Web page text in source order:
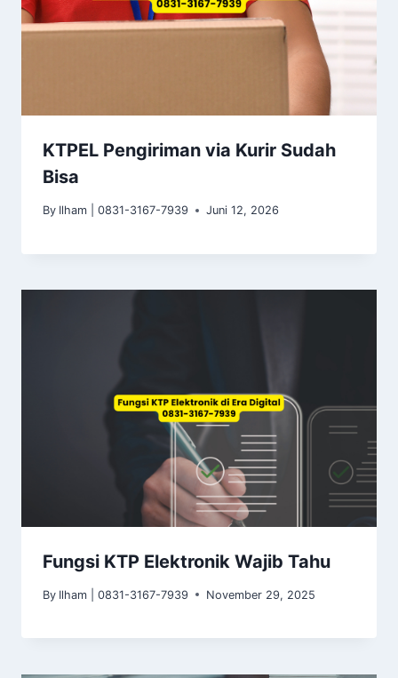
KTPEL Pengiriman via Kurir Sudah
Bisa
By Ilham | 0831-3167-7939 Juni 12, 2026
Fungsi KTP Elektronik Wajib Tahu
By Ilham | 0831-3167-7939 November 29, 2025